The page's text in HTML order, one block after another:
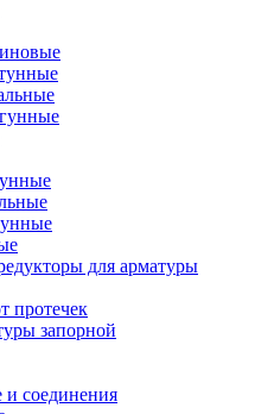
для арматуры
протечек
запорной
соединения